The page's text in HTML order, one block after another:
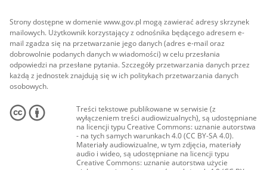
Strony dostępne w domenie www.gov.pl mogą zawierać adresy skrzynek
mailowych. Użytkownik korzystający z odnośnika będącego adresem e-
mail zgadza się na przetwarzanie jego danych (adres e-mail oraz
dobrowolnie podanych danych w wiadomości) w celu przesłania
odpowiedzi na przesłane pytania. Szczegóły przetwarzania danych przez
każdą z jednostek znajdują się w ich politykach przetwarzania danych
osobowych.
Treści tekstowe publikowane w serwisie (z
wyłączeniem treści audiowizualnych), są udostępniane
na licencji typu Creative Commons: uznanie autorstwa
- na tych samych warunkach 4.0 (CC BY-SA 4.0).
Materiały audiowizualne, w tym zdjęcia, materiały
audio i wideo, są udostępniane na licencji typu
Creative Commons: uznanie autorstwa użycie